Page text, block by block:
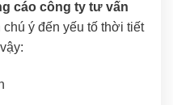
cáo công ty tư vấn
chú ý đến yếu tố thời tiết